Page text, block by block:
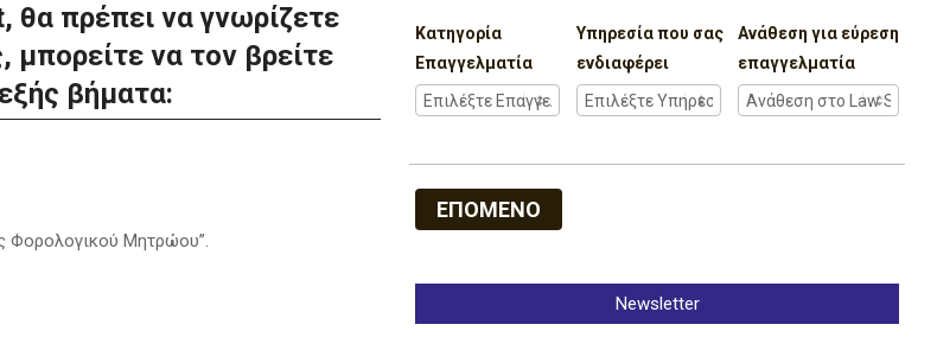
θα πρέπει να γνωρίζετε
να τον βρείτε
βήματα:
Φορολογικού Μητρώου”.
Κατηγορία
Επαγγελματία
Υπηρεσία που σας
ενδιαφέρει
Ανάθεση για εύρεση
επαγγελματία
ΕΠΟΜΕΝΟ
Newsletter